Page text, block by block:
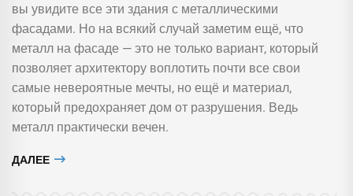
вы увидите все эти здания с металлическими
фасадами. Но на всякий случай заметим ещё, что
металл на фасаде — это не только вариант, который
позволяет архитектору воплотить почти все свои
самые невероятные мечты, но ещё и материал,
который предохраняет дом от разрушения. Ведь
металл практически вечен.
ДАЛЕЕ